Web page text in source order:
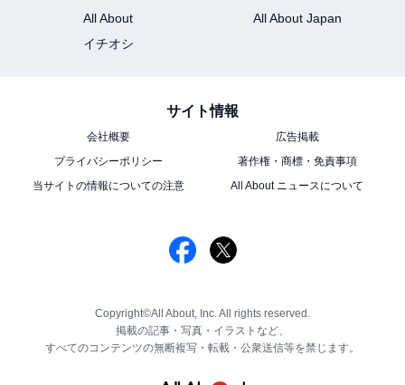
All About
All About Japan
イチオシ
サイト情報
会社概要
広告掲載
プライバシーポリシー
著作権・商標・免責事項
当サイトの情報についての注意
All About ニュースについて
Copyright©All About, Inc. All rights reserved.
掲載の記事・写真・イラストなど、
すべてのコンテンツの無断複写・転載・公衆送信等を禁じます。